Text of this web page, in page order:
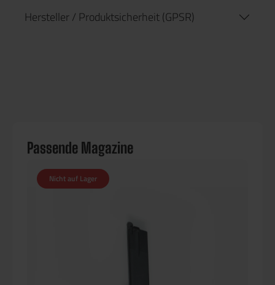
Hersteller / Produktsicherheit (GPSR)
Passende Magazine
Nicht auf Lager